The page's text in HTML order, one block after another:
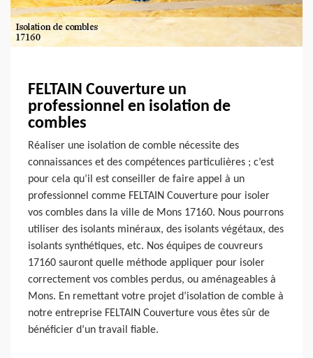
FELTAIN Couverture un
professionnel en isolation de
combles
Réaliser une isolation de comble nécessite des
connaissances et des compétences particulières ; c’est
pour cela qu’il est conseiller de faire appel à un
professionnel comme FELTAIN Couverture pour isoler
vos combles dans la ville de Mons 17160. Nous pourrons
utiliser des isolants minéraux, des isolants végétaux, des
isolants synthétiques, etc. Nos équipes de couvreurs
17160 sauront quelle méthode appliquer pour isoler
correctement vos combles perdus, ou aménageables à
Mons. En remettant votre projet d’isolation de comble à
notre entreprise FELTAIN Couverture vous êtes sûr de
bénéficier d’un travail fiable.